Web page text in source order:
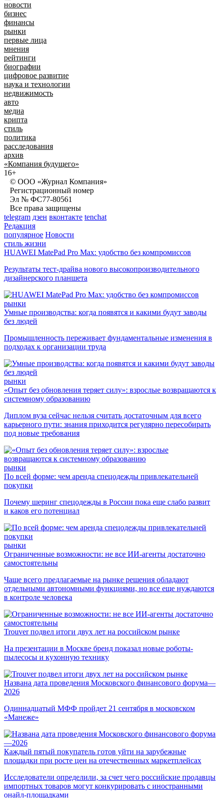
новости
бизнес
финансы
рынки
первые лица
мнения
рейтинги
биографии
цифровое развитие
наука и технологии
недвижимость
авто
медиа
крипта
стиль
политика
расследования
архив
«Компания будущего»
16+
© ООО «Журнал Компания»
Регистрационный номер
Эл № ФС77-80561
Все права защищены
telegram дзен вконтакте tenchat
Редакция
популярное Новости
стиль жизни
HUAWEI MatePad Pro Max: удобство без компромиссов
Результаты тест-драйва нового высокопроизводительного
дизайнерского планшета
рынки
Умные производства: когда появятся и какими будут заводы
без людей
Промышленность переживает фундаментальные изменения в
подходах к организации труда
рынки
«Опыт без обновления теряет силу»: взрослые возвращаются к
системному образованию
Диплом вуза сейчас нельзя считать достаточным для всего
карьерного пути: знания приходится регулярно пересобирать
под новые требования
рынки
По всей форме: чем аренда спецодежды привлекательней
покупки
Почему шеринг спецодежды в России пока еще слабо развит
и каков его потенциал
рынки
Ограниченные возможности: не все ИИ-агенты достаточно
самостоятельны
Чаще всего предлагаемые на рынке решения обладают
отдельными автономными функциями, но все еще нуждаются
в контроле человека
Trouver подвел итоги двух лет на российском рынке
На презентации в Москве бренд показал новые роботы-
пылесосы и кухонную технику
Названа дата проведения Московского финансового форума—
2026
Одиннадцатый МФФ пройдет 21 сентября в московском
«Манеже»
Каждый пятый покупатель готов уйти на зарубежные
площадки при росте цен на отечественных маркетплейсах
Исследователи определили, за счет чего российские продавцы
импортных товаров могут конкурировать с иностранными
онайл-площадками